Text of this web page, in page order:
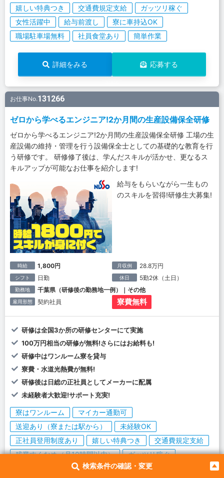
検索条件の確認・変更
嬉しい特典つき
交通費規定支給
ガッツリ稼ぐ
女性活躍中
給与前渡し
寮に車持込OK
職場駐車場無料
社員食堂あり 簡単作業
詳細をみる 応募する
お仕事No.131266
ゼロから学べるエンジニア!2か月間の生産設備保全研修
ゼロから学べるエンジニア!2か月間の生産設備保全研修 工場の生
産設備の維持・管理を行う設備保全士としての基礎的な教育を行
う研修です。 研修修了後は、学んだスキルが活かせ、更なるス
キルアップが可能なお仕事を紹介します!
給与をもらいながら一生もの
のスキルを習得!研修生大募集!
時給 1,800円 月収例 28.8万円
シフト 日勤 休日 5勤2休（土日）
勤務地 千葉県（研修後の勤務地一例）｜その他
雇用形態 契約社員 寮費無料
研修は全国3か所の研修センターにて実施
100万円相当の研修が無料!さらにはお給料も!
研修中はワンルーム寮を貸与
寮費・水道光熱費が無料!
研修後は日総の正社員としてメーカーに配属
未経験者大歓迎!サポート充実!
寮はワンルーム
マイカー通勤可
送迎あり（寮または駅から）
未経験OK
正社員登用制度あり
嬉しい特典つき
交通費規定支給
残業すくなめ（月10時間以内）
ガッツリ稼ぐ
給与前渡し
寮に車持込OK